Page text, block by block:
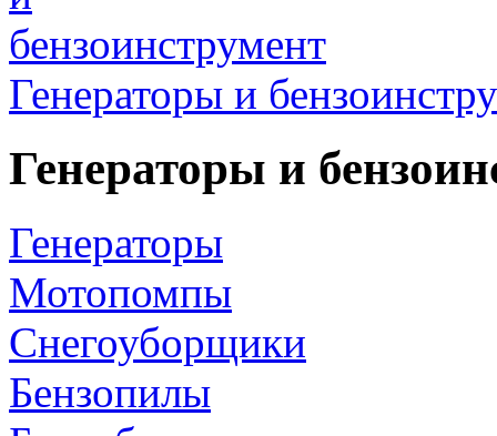
Генераторы и
Генераторы и
Генераторы
Мотопомпы
Снегоуборщики
Бензопилы